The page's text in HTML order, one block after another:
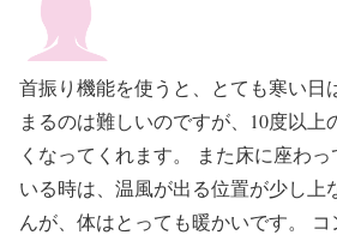
首振り機能を使うと、とても寒い日
まるのは難しいのですが、10度以上
くなってくれます。 また床に座わ
いる時は、温風が出る位置が少し上
んが、体はとっても暖かいです。